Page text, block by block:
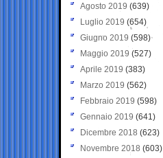
Agosto 2019 (639)
Luglio 2019 (654)
Giugno 2019 (598)
Maggio 2019 (527)
Aprile 2019 (383)
Marzo 2019 (562)
Febbraio 2019 (598)
Gennaio 2019 (641)
Dicembre 2018 (623)
Novembre 2018 (603)